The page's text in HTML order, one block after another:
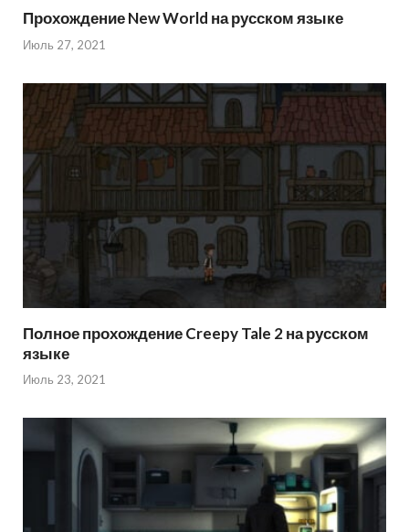
Прохождение New World на русском языке
Июль 27, 2021
Полное прохождение Creepy Tale 2 на русском
языке
Июль 23, 2021